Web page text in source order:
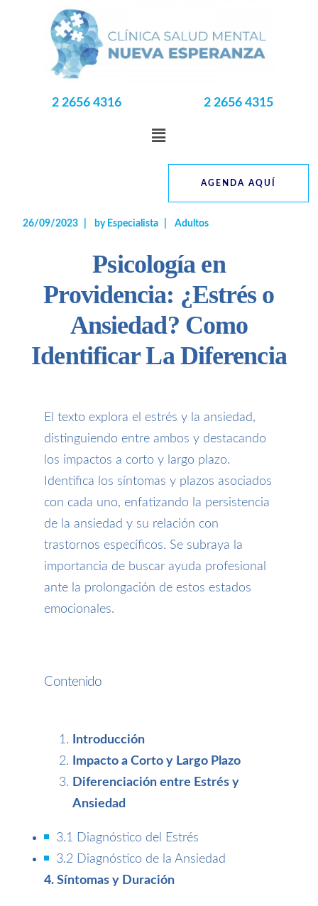
2 2656 4316 2 2656 4315
AGENDA AQUÍ
26/09/2023 by Especialista Adultos
Psicología en
Providencia: ¿Estrés o
Ansiedad? Como
Identificar La Diferencia
El texto explora el estrés y la ansiedad,
distinguiendo entre ambos y destacando
los impactos a corto y largo plazo.
Identifica los síntomas y plazos asociados
con cada uno, enfatizando la persistencia
de la ansiedad y su relación con
trastornos específicos. Se subraya la
importancia de buscar ayuda profesional
ante la prolongación de estos estados
emocionales.
Contenido
Introducción
Impacto a Corto y Largo Plazo
Diferenciación entre Estrés y
Ansiedad
3.1 Diagnóstico del Estrés
3.2 Diagnóstico de la Ansiedad
4. Síntomas y Duración